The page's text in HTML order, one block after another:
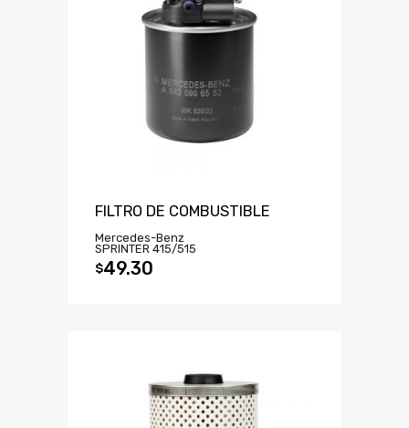
FILTRO DE COMBUSTIBLE
Mercedes-Benz
SPRINTER 415/515
$49.30